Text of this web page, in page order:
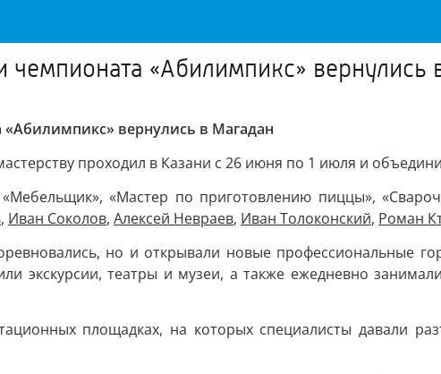
«Абилимпикс» вернулись
вернулись в Магадан
проходил в Казани с 26 июня по 1 июля и
«Мастер по приготовлению пиццы»,
, Иван Соколов, Алексей Невраев, Иван Толоконский, Роман
но и открывали новые профессиональные
экскурсии, театры и музеи, а также ежедневно
площадках, на которых специалисты давали